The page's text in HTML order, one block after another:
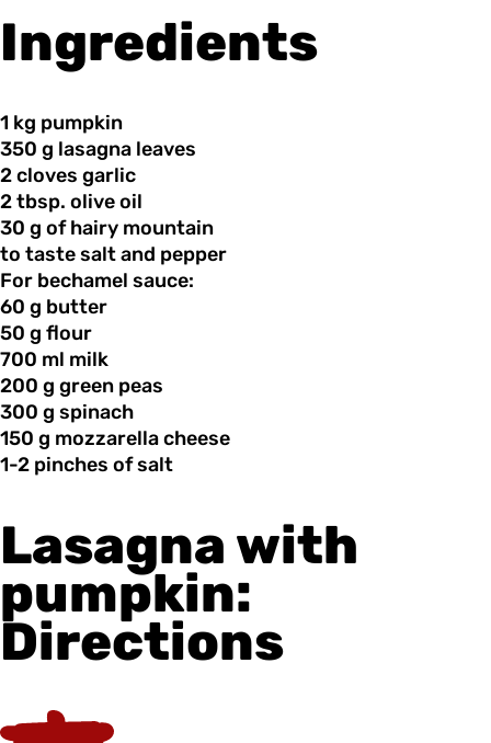
Ingredients
1 kg pumpkin
350 g lasagna leaves
2 cloves garlic
2 tbsp. oliveoil
30 g ofhairy mountain
to tastesaltand pepper
For bechamel sauce:
60 g butter
50 g flour
700 ml milk
200 g green peas
300 g spinach
150 g mozzarellacheese
1-2 pinches ofsalt
Lasagna with
pumpkin:
Directions